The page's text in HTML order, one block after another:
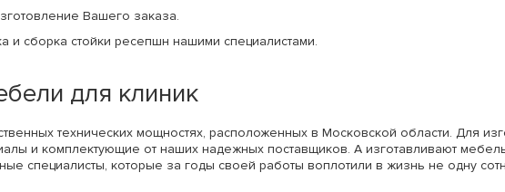
Вашего заказа.
и сборка стойки ресепшн нашими специалистами.
для клиник
технических мощностях, расположенных в Московской области. Для
и комплектующие от наших надежных поставщиков. А изготавливают
специалисты, которые за годы своей работы воплотили в жизнь не одну